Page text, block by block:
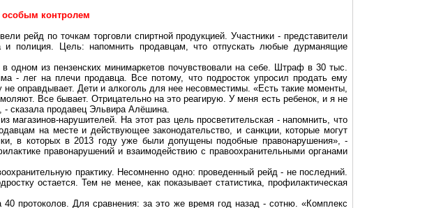
особым контролем
рейд по точкам торговли спиртной продукцией. Участники - представители
и полиция. Цель: напомнить продавцам, что отпускать любые дурманящие
одном из пензенских минимаркетов почувствовали на себе. Штраф в 30 тыс.
- лег на плечи продавца. Все потому, что подросток упросил продать ему
оправдывает. Дети и алкоголь для нее несовместимы. «Есть такие моменты,
Все бывает. Отрицательно на это реагирую. У меня есть ребенок, и я не
- сказала продавец Эльвира Алёшина.
нарушителей. На этот раз цель просветительская - напомнить, что
на месте и действующее законодательство, и санкции, которые могут
в которых в 2013 году уже были допущены подобные правонарушения», -
правонарушений и взаимодействию с правоохранительными органами
практику. Несомненно одно: проведенный рейд - не последний.
остается. Тем не менее, как показывает статистика, профилактическая
протоколов. Для сравнения: за это же время год назад - сотню. «Комплекс